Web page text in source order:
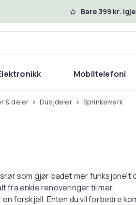
Bare 399 kr.
Mobiltelefoni
& deler Dusjdeler Sprinkelverk
som gjør badet mer funksjonelt
fra enkle renoveringer til mer
forskjell. Enten du vil forbedre